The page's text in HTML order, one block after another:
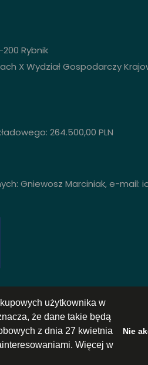
użytkownika w
że dane takie będą
z dnia 27 kwietnia
Więcej w
Nie
Rybnik
X Wydział Gospodarczy
264.500,00 PLN
Gniewosz Marciniak, e-mail: